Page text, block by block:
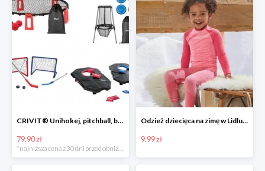
CRIVIT® Unihokej, pitchball, bean bag lub disc golf
79.90 zł
Odzież dziecięca na zimę w Lidlu Online od 9,99 zł
9.99 zł